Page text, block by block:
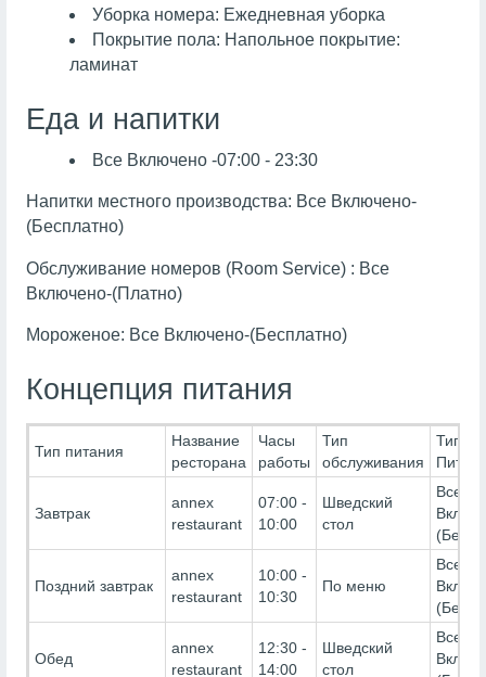
Уборка номера: Ежедневная уборка
Покрытие пола: Напольное покрытие:
ламинат
Еда и напитки
Все Включено -07:00 - 23:30
Напитки местного производства: Все Включено-
(Бесплатно)
Обслуживание номеров (Room Service) : Все
Включено-(Платно)
Мороженое: Все Включено-(Бесплатно)
Концепция питания
Тип питания
Название
ресторана
Часы
работы
Тип
обслуживания
Тип
Завтрак
annex
restaurant
07:00 -
10:00
Шведский
стол
Все
Поздний завтрак
annex
restaurant
10:00 -
10:30
По меню
Все
Обед
annex
restaurant
12:30 -
14:00
Шведский
стол
Все